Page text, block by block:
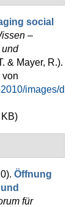
social
–
und
& Mayer, R.).
von
images/d
Öffnung
für